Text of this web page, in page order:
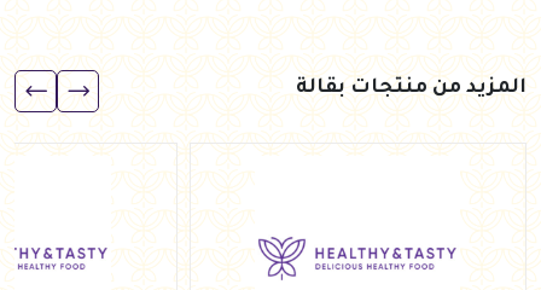
المزيد من منتجات بقالة